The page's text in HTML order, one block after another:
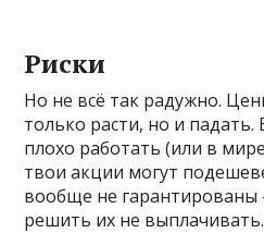
Риски
Но не всё так радужно.
только расти, но и падать.
плохо работать (или в
твои акции могут
вообще не
решить их не выплачивать.